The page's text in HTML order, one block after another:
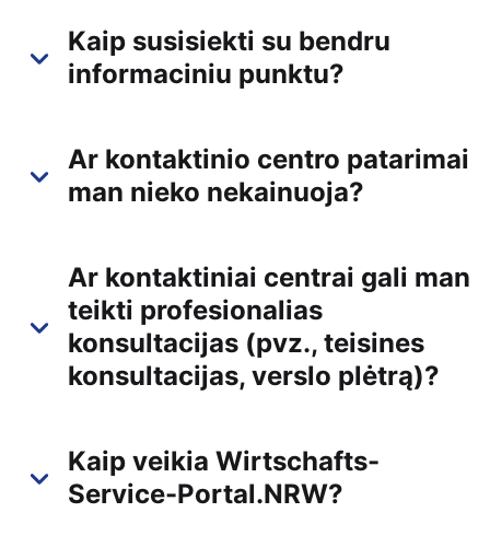
Kaip susisiekti su bendru
informaciniu punktu?
Ar kontaktinio centro patarimai
man nieko nekainuoja?
Ar kontaktiniai centrai gali man
teikti profesionalias
konsultacijas (pvz., teisines
konsultacijas, verslo plėtrą)?
Kaip veikia Wirtschafts-
Service-Portal.NRW?